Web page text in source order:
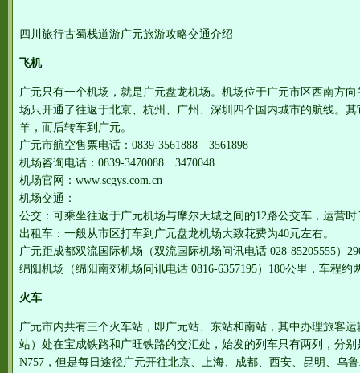
四川旅行古蜀栈道游广元旅游攻略交通介绍
飞机
广元只有一个机场，就是广元盘龙机场。机场位于广元市区西南方
场只开通了往返于北京、杭州、广州、深圳四个国内城市的航线。
羊，而后转车到广元。
广元市航空售票电话：0839-3561888 3561898
机场咨询电话：0839-3470088 3470048
机场官网：www.scgys.com.cn
机场交通：
公交：可乘坐往返于广元机场与摩尔天城之间的12路公交车，运营时
出租车：一般从市区打车到广元盘龙机场大致花费为40元左右。
广元距成都双流国际机场（双流国际机场问讯电话 028-85205555）
绵阳机场（绵阳南郊机场问讯电话 0816-6357195）180公里，车程约
火车
广元市内共有三个火车站，即广元站、东站和南站，其中办理旅客
站）处在宝成铁路和广旺铁路的交汇处，始发的列车只有两列，分
N757，但是每日途径广元开往北京、上海、成都、西安、昆明、乌